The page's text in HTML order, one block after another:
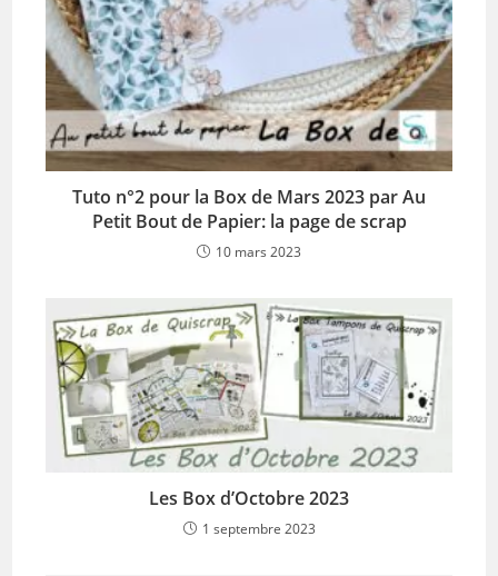
Tuto n°2 pour la Box de Mars 2023 par Au
Petit Bout de Papier: la page de scrap
10 mars 2023
Les Box d’Octobre 2023
1 septembre 2023